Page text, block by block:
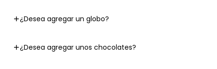
¿Desea agregar un globo?
¿Desea agregar unos chocolates?